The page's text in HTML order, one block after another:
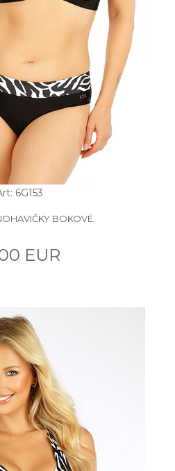
6G153
BOKOVÉ.
EUR